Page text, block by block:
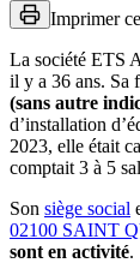
Imprimer
La société ETS
il y a 36 ans. Sa
(sans autre
d’installation
2023, elle était
comptait 3 à 5
Son siège social
02100 SAINT
sont en activité.